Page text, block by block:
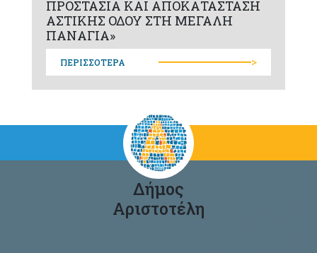
ΠΡΟΣΤΑΣΙΑ ΚΑΙ ΑΠΟΚΑΤΑΣΤΑΣΗ
ΑΣΤΙΚΗΣ ΟΔΟΥ ΣΤΗ ΜΕΓΑΛΗ
ΠΑΝΑΓΙΑ»
ΠΕΡΙΣΣΟΤΕΡΑ >
Δήμος
Αριστοτέλη